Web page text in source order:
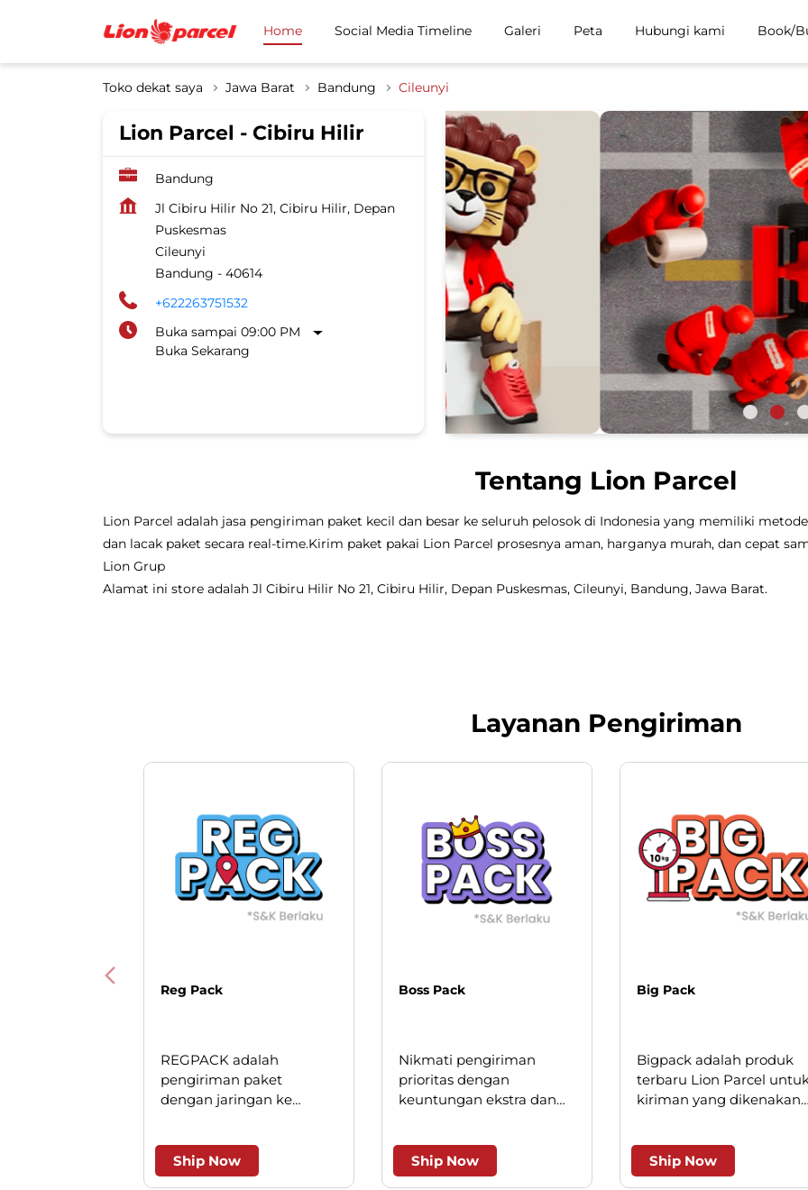
Home Social Media Timeline Galeri Peta Hubungi kami Book/
Toko dekat saya Jawa Barat Bandung Cileunyi
Lion Parcel - Cibiru Hilir
Bandung
Jl Cibiru Hilir No 21, Cibiru Hilir, Depan
Puskesmas
Cileunyi
Bandung - 40614
+622263751532
Buka sampai 09:00 PM
Buka Sekarang
Tentang Lion Parcel
Lion Parcel adalah jasa pengiriman paket kecil dan besar ke seluruh pelosok di Indonesia yang memiliki
dan lacak paket secara real-time.Kirim paket pakai Lion Parcel prosesnya aman, harganya murah, dan cepat
Lion Grup
Alamat ini store adalah Jl Cibiru Hilir No 21, Cibiru Hilir, Depan Puskesmas, Cileunyi, Bandung, Jawa Barat.
Layanan Pengiriman
Reg Pack
REGPACK adalah
pengiriman paket
dengan jaringan ke
andal dan efesien.
Ship Now
Boss Pack
Nikmati pengiriman
prioritas dengan
keuntungan ekstra dan
Ship Now
Big Pack
Bigpack adalah produk
terbaru Lion Parcel
kiriman yang dikenakan
beberapa wilayah kota
besar.
Ship Now